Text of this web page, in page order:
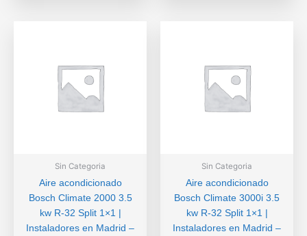
Sin Categoria
Aire acondicionado
Bosch Climate 2000 3.5
kw R-32 Split 1×1 |
Instaladores en Madrid –
Sin Categoria
Aire acondicionado
Bosch Climate 3000i 3.5
kw R-32 Split 1×1 |
Instaladores en Madrid –